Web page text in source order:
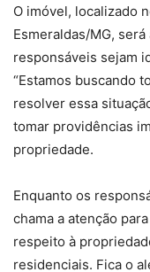
O imóvel, localizado
Esmeraldas/MG,
responsáveis sejam
“Estamos buscando
resolver essa
tomar providências
propriedade.
Enquanto os
chama a atenção
respeito à
residenciais. Fica o